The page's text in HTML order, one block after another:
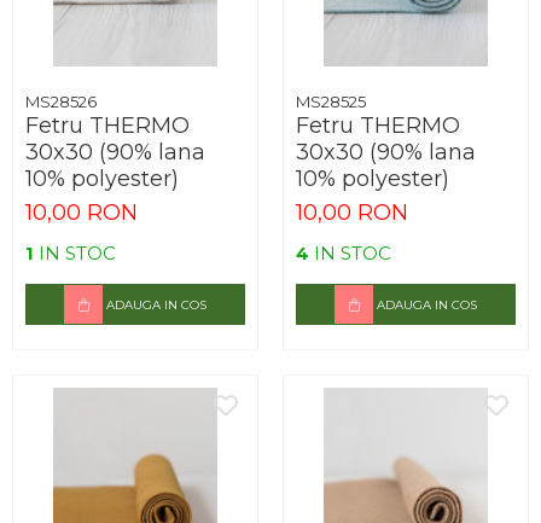
MS28526
Fetru THERMO
30x30 (90% lana
10% polyester)
10,00 RON
1 IN STOC
ADAUGA IN COS
MS28525
Fetru THERMO
30x30 (90% lana
10% polyester)
10,00 RON
4 IN STOC
ADAUGA IN COS